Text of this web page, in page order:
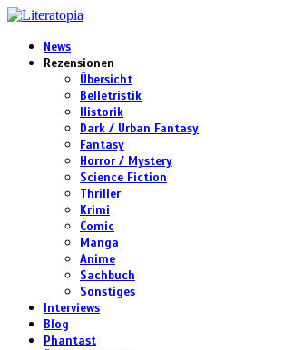
News
Rezensionen
Übersicht
Belletristik
Historik
Dark / Urban Fantasy
Fantasy
Horror / Mystery
Science Fiction
Thriller
Krimi
Comic
Manga
Anime
Sachbuch
Sonstiges
Interviews
Blog
Phantast